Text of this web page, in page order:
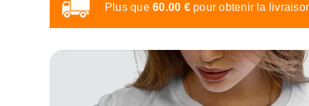
Plus que60.00 €pour obtenir la